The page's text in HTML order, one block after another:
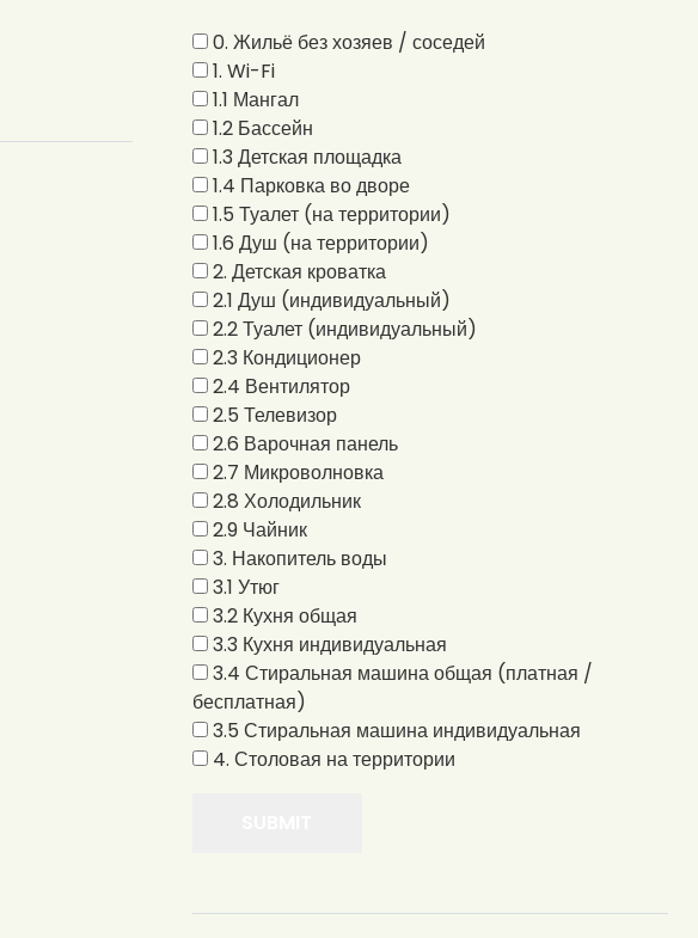
0. Жильё без хозяев / соседей
1. Wi-Fi
1.1 Мангал
1.2 Бассейн
1.3 Детская площадка
1.4 Парковка во дворе
1.5 Туалет (на территории)
1.6 Душ (на территории)
2. Детская кроватка
2.1 Душ (индивидуальный)
2.2 Туалет (индивидуальный)
2.3 Кондиционер
2.4 Вентилятор
2.5 Телевизор
2.6 Варочная панель
2.7 Микроволновка
2.8 Холодильник
2.9 Чайник
3. Накопитель воды
3.1 Утюг
3.2 Кухня общая
3.3 Кухня индивидуальная
3.4 Стиральная машина общая (платная /
бесплатная)
3.5 Стиральная машина индивидуальная
4. Столовая на территории